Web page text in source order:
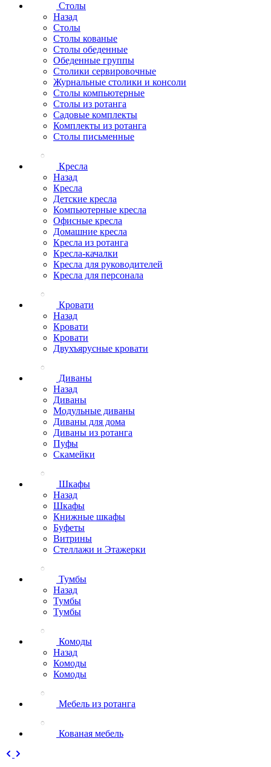
Столы
Назад
Столы
Столы кованые
Столы обеденные
Обеденные группы
Столики сервировочные
Журнальные столики и консоли
Столы компьютерные
Столы из ротанга
Садовые комплекты
Комплекты из ротанга
Столы письменные
Кресла
Назад
Кресла
Детские кресла
Компьютерные кресла
Офисные кресла
Домашние кресла
Кресла из ротанга
Кресла-качалки
Кресла для руководителей
Кресла для персонала
Кровати
Назад
Кровати
Кровати
Двухъярусные кровати
Диваны
Назад
Диваны
Модульные диваны
Диваны для дома
Диваны из ротанга
Пуфы
Скамейки
Шкафы
Назад
Шкафы
Книжные шкафы
Буфеты
Витрины
Стеллажи и Этажерки
Тумбы
Назад
Тумбы
Тумбы
Комоды
Назад
Комоды
Комоды
Мебель из ротанга
Кованая мебель